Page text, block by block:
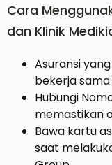
Cara
dan Klinik
Asuransi
bekerja sama
Hubungi
memastikan
Bawa kartu
saat